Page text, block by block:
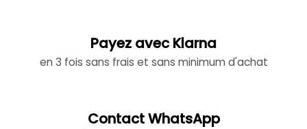
Payez avec Klarna
en 3 fois sans frais et sans minimum d'achat
Contact WhatsApp